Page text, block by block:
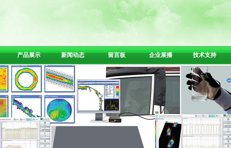
产品展示 新闻动态 留言板 企业展播 技术支持